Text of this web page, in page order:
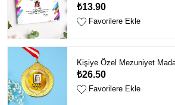
₺13.90
Favorilere Ekle
Kişiye Özel Mezuniyet
₺26.50
Favorilere Ekle